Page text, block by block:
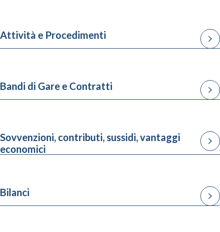
Attività e Procedimenti
Bandi di Gare e Contratti
Sovvenzioni, contributi, sussidi, vantaggi
economici
Bilanci